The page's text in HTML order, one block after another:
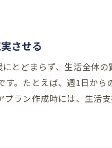
指定申請手続
事業所の営業
ケアプラン作成費
させる
とどまらず、生活全体
。たとえば、週1日か
ラン作成時には、生活